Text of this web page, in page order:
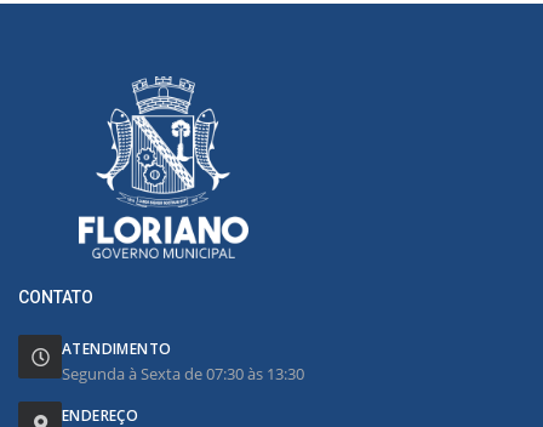
CONTATO
ATENDIMENTO
Segunda à Sexta de 07:30 às 13:30
ENDEREÇO